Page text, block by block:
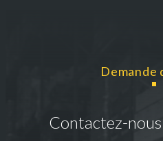
Demande
Contactez-